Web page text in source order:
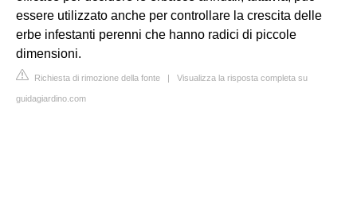
essere utilizzato anche per controllare la crescita delle
erbe infestanti perenni che hanno radici di piccole
dimensioni.
Richiesta di rimozione della fonte | Visualizza la risposta completa su
guidagiardino.com